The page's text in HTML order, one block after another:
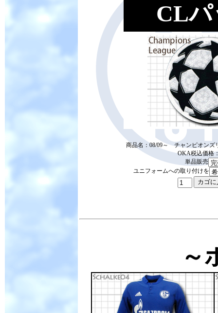
CLパ
商品名：08/09～ チャンピオン
OKA税込価格
単品販売
ユニフォームへの取り付けを
～